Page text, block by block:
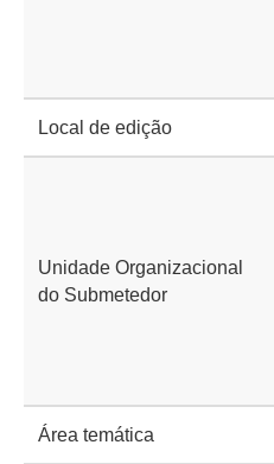
Local de edição
Unidade Organizacional
do Submetedor
Área temática